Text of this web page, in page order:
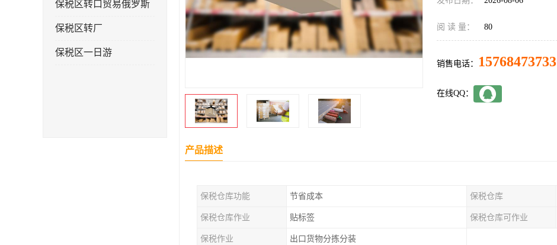
保税区转口贸易俄罗斯
保税区转厂
保税区一日游
阅 读 量： 80
销售电话： 15768473733
在线QQ：
产品描述
保税仓库功能 节省成本 保税仓库
保税仓库作业 贴标签 保税仓库可作业
保税作业 出口货物分拣分装